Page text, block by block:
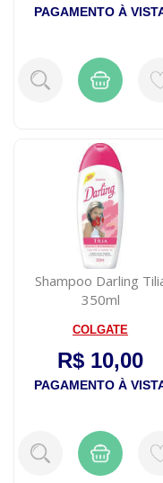
PAGAMENTO À
Shampoo Darling
350ml
COLGATE
R$ 10,00
PAGAMENTO À